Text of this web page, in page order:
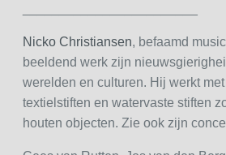
Nicko Christiansen, befaamd
beeldend werk zijn
werelden en culturen. Hij werkt
textielstiften en watervaste stiften
houten objecten. Zie ook zijn